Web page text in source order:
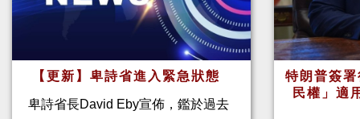
【更新】卑詩省進入緊急狀態
卑詩省長David Eby宣佈，鑑於過去
特朗普簽
民權」適